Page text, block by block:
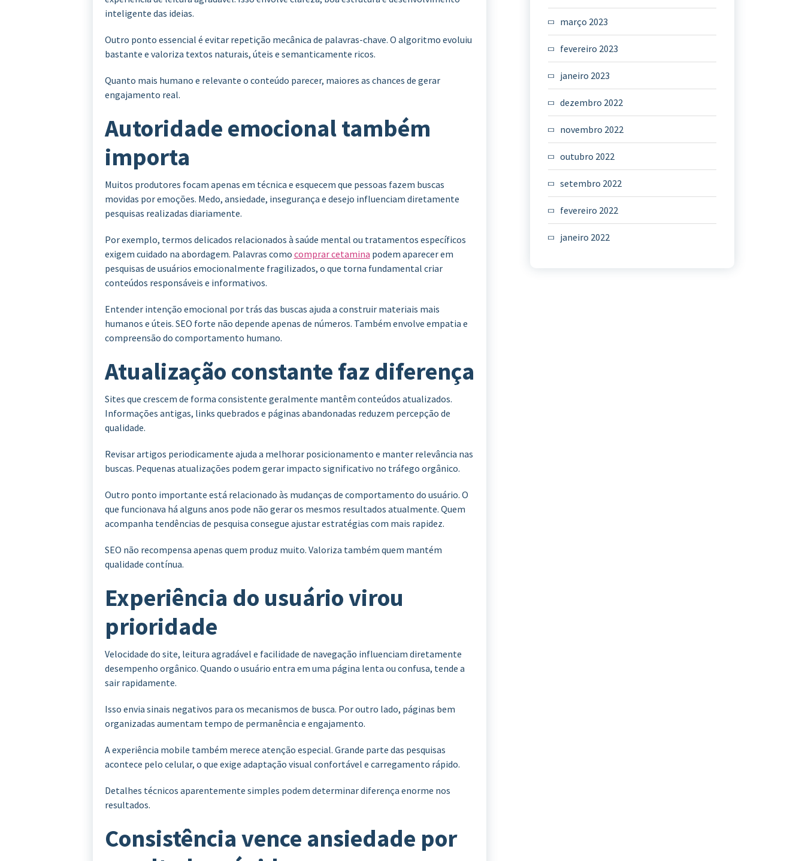
inteligente das ideias.
Outro ponto essencial é evitar repetição mecânica de palavras-chave. O algoritmo evoluiu
bastante e valoriza textos naturais, úteis e semanticamente ricos.
Quanto mais humano e relevante o conteúdo parecer, maiores as chances de gerar
engajamento real.
Autoridade emocional também
importa
Muitos produtores focam apenas em técnica e esquecem que pessoas fazem buscas
movidas por emoções. Medo, ansiedade, insegurança e desejo influenciam diretamente
pesquisas realizadas diariamente.
Por exemplo, termos delicados relacionados à saúde mental ou tratamentos específicos
exigem cuidado na abordagem. Palavras como comprar cetamina podem aparecer em
pesquisas de usuários emocionalmente fragilizados, o que torna fundamental criar
conteúdos responsáveis e informativos.
Entender intenção emocional por trás das buscas ajuda a construir materiais mais
humanos e úteis. SEO forte não depende apenas de números. Também envolve empatia e
compreensão do comportamento humano.
Atualização constante faz diferença
Sites que crescem de forma consistente geralmente mantêm conteúdos atualizados.
Informações antigas, links quebrados e páginas abandonadas reduzem percepção de
qualidade.
Revisar artigos periodicamente ajuda a melhorar posicionamento e manter relevância nas
buscas. Pequenas atualizações podem gerar impacto significativo no tráfego orgânico.
Outro ponto importante está relacionado às mudanças de comportamento do usuário. O
que funcionava há alguns anos pode não gerar os mesmos resultados atualmente. Quem
acompanha tendências de pesquisa consegue ajustar estratégias com mais rapidez.
SEO não recompensa apenas quem produz muito. Valoriza também quem mantém
qualidade contínua.
Experiência do usuário virou
prioridade
Velocidade do site, leitura agradável e facilidade de navegação influenciam diretamente
desempenho orgânico. Quando o usuário entra em uma página lenta ou confusa, tende a
sair rapidamente.
Isso envia sinais negativos para os mecanismos de busca. Por outro lado, páginas bem
organizadas aumentam tempo de permanência e engajamento.
A experiência mobile também merece atenção especial. Grande parte das pesquisas
acontece pelo celular, o que exige adaptação visual confortável e carregamento rápido.
Detalhes técnicos aparentemente simples podem determinar diferença enorme nos
resultados.
Consistência vence ansiedade por
março 2023
fevereiro 2023
janeiro 2023
dezembro 2022
novembro 2022
outubro 2022
setembro 2022
fevereiro 2022
janeiro 2022